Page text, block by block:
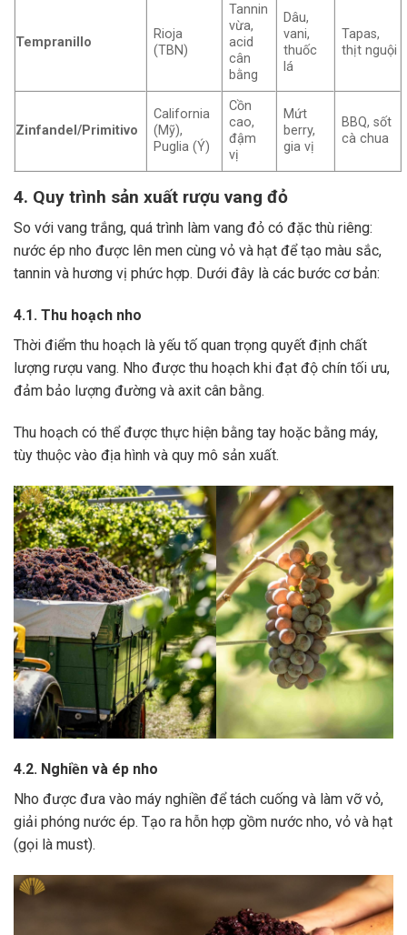
Tempranillo
Rioja
(TBN)
Tannin
vừa,
acid
cân
bằng
Dâu,
vani,
thuốc
lá
Tapas,
thịt nguội
Zinfandel/Primitivo
California
(Mỹ),
Puglia (Ý)
Cồn
cao,
đậm
vị
Mứt
berry,
gia vị
BBQ, sốt
cà chua
4. Quy trình sản xuất rượu vang đỏ
So với vang trắng, quá trình làm vang đỏ có đặc thù riêng:
nước ép nho được lên men cùng vỏ và hạt để tạo màu sắc,
tannin và hương vị phức hợp. Dưới đây là các bước cơ bản:
4.1. Thu hoạch nho
Thời điểm thu hoạch là yếu tố quan trọng quyết định chất
lượng rượu vang. Nho được thu hoạch khi đạt độ chín tối ưu,
đảm bảo lượng đường và axit cân bằng.
Thu hoạch có thể được thực hiện bằng tay hoặc bằng máy,
tùy thuộc vào địa hình và quy mô sản xuất.
4.2. Nghiền và ép nho
Nho được đưa vào máy nghiền để tách cuống và làm vỡ vỏ,
giải phóng nước ép. Tạo ra hỗn hợp gồm nước nho, vỏ và hạt
(gọi là must).